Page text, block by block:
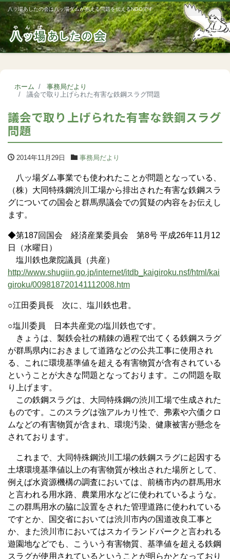
八ッ場あしたの会は八ッ場ダムが抱える問題を伝えるNGOです
ホーム
事務局だより
議会で取り上げられた有害な鉄鋼スラグ問題
議会で取り上げられた有害な鉄鋼スラグ
問題
2014年11月29日 事務局だより
八ッ場ダム事業でも使われたことが問題となっている、
（株）大同特殊鋼渋川工場から排出された有害な鉄鋼スラ
グについての国会と群馬県議会での質疑の内容をお伝えし
ます。
◆第187回国会 経済産業委員会 第8号 平成26年11月12
日（水曜日）
塩川鉄也衆院議員（共産）
http://www.shugiin.go.jp/internet/itdb_kaigiroku.nsf/html/kai
giroku/009818720141112008.htm
○江田委員長 次に、塩川鉄也君。
○塩川委員 日本共産党の塩川鉄也です。
きょうは、製鉄会社の精錬の過程で出てくる鉄鋼スラグ
が群馬県内におきまして道路などの公共工事に使用され
る、これに環境基準値を超える有害物質が含有されている
ということが大きな問題となっております。この問題を取
り上げます。
この鉄鋼スラグは、大同特殊鋼の渋川工場で生成された
ものです。このスラグは強アルカリ性で、弗素や六価クロ
ムなどの有害物質が含まれ、環境汚染、健康被害が懸念を
されております。
これまで、大同特殊鋼渋川工場の鉄鋼スラグに起因する
土壌環境基準値以上の有害物質が検出された場所として、
例えば水資源機構の調査においては、前橋市内の群馬用水
と言われる用水路、農業用水などに使われているような。
この群馬用水の脇に設置をされた管理道路に使われている
ですとか、国交省においては渋川市内の国道改良工事と
か、また渋川市においてはスカイランドパークと言われる
遊園地などでも、こういう有害物質、基準値を超える鉄鋼
スラグが使用されているということが明らかとなっており